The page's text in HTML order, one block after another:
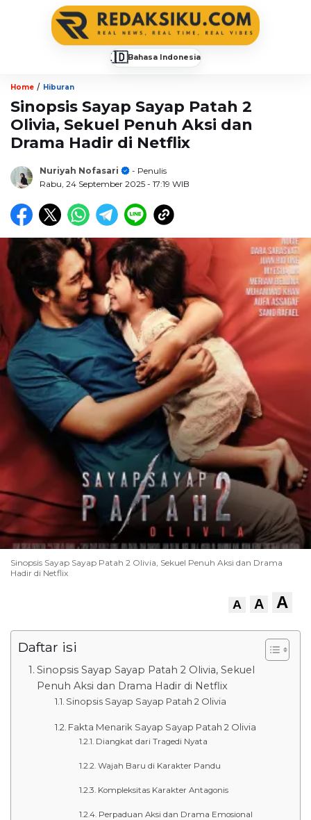
🇮🇩Bahasa Indonesia
Home / Hiburan
Sinopsis Sayap Sayap Patah 2
Olivia, Sekuel Penuh Aksi dan
Drama Hadir di Netflix
Nuriyah Nofasari
- Penulis
Rabu, 24 September 2025 - 17:19 WIB
Sinopsis Sayap Sayap Patah 2 Olivia, Sekuel Penuh Aksi dan Drama
Hadir di Netflix
A A A
Daftar isi
Sinopsis Sayap Sayap Patah 2 Olivia, Sekuel
Penuh Aksi dan Drama Hadir di Netflix
Sinopsis Sayap Sayap Patah 2 Olivia
Fakta Menarik Sayap Sayap Patah 2 Olivia
Diangkat dari Tragedi Nyata
Wajah Baru di Karakter Pandu
Kompleksitas Karakter Antagonis
Perpaduan Aksi dan Drama Emosional